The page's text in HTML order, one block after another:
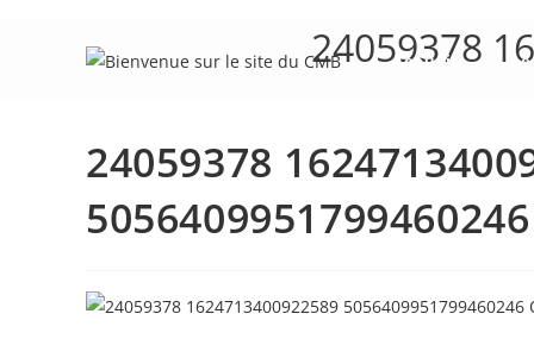
Accueil
24059378
24059378